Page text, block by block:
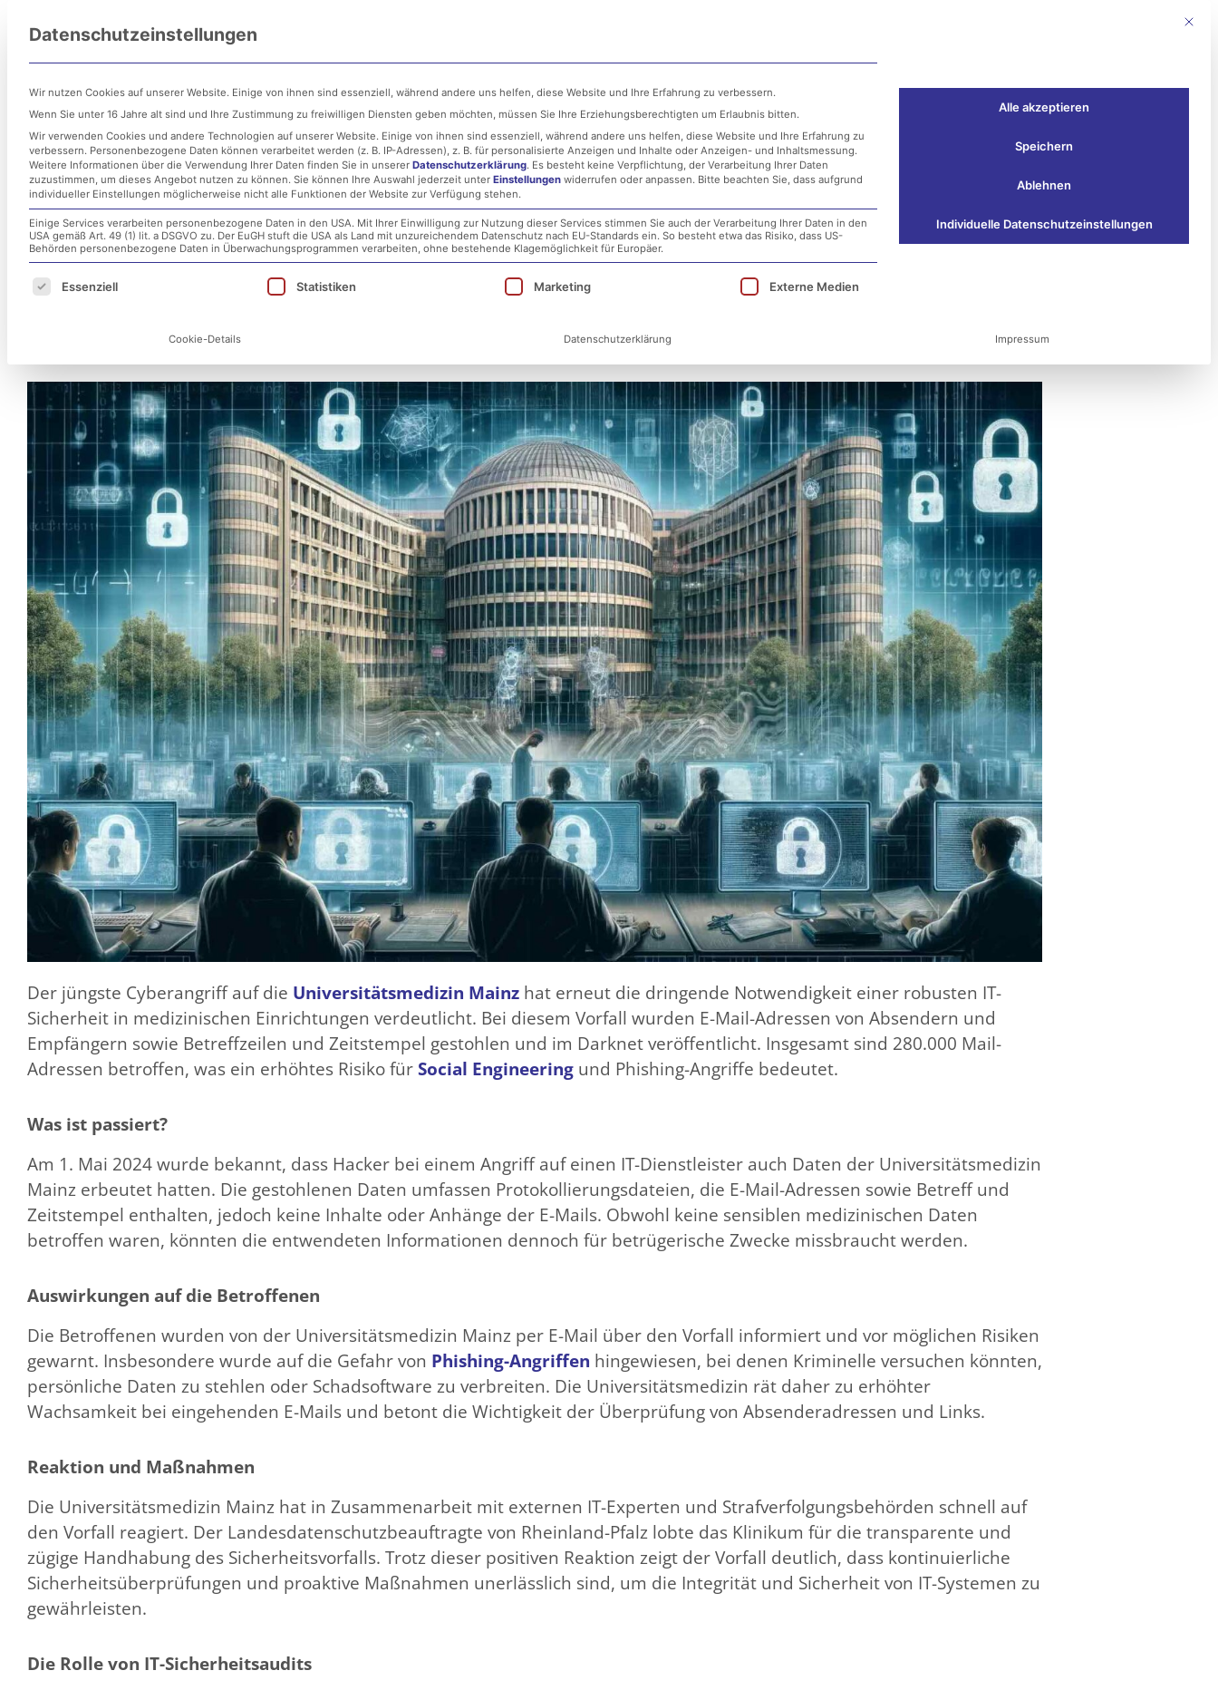
Inhalt
springen
Unternehmen MSP IT-Security Infrastructure Events
Cyberangriff auf Universitätsmedizin Mainz: Eine Analyse und die
Bedeutung von IT-Sicherheitsaudits
Der jüngste Cyberangriff auf die Universitätsmedizin Mainz hat erneut die dringende Notwendigkeit einer robusten IT-
Sicherheit in medizinischen Einrichtungen verdeutlicht. Bei diesem Vorfall wurden E-Mail-Adressen von Absendern und
Empfängern sowie Betreffzeilen und Zeitstempel gestohlen und im Darknet veröffentlicht. Insgesamt sind 280.000 Mail-
Adressen betroffen, was ein erhöhtes Risiko fürSocial Engineering und Phishing-Angriffe bedeutet.
Was ist passiert?
Am 1. Mai 2024 wurde bekannt, dass Hacker bei einem Angriff auf einen IT-Dienstleister auch Daten der Universitätsmedizin
Mainz erbeutet hatten. Die gestohlenen Daten umfassen Protokollierungsdateien, die E-Mail-Adressen sowie Betreff und
Zeitstempel enthalten, jedoch keine Inhalte oder Anhänge der E-Mails​​​​. Obwohl keine sensiblen medizinischen Daten
betroffen waren, könnten die entwendeten Informationen dennoch für betrügerische Zwecke missbraucht werden.
Auswirkungen auf die Betroffenen
Die Betroffenen wurden von der Universitätsmedizin Mainz per E-Mail über den Vorfall informiert und vor möglichen Risiken
gewarnt. Insbesondere wurde auf die Gefahr von Phishing-Angriffen hingewiesen, bei denen Kriminelle versuchen könnten,
persönliche Daten zu stehlen oder Schadsoftware zu verbreiten. Die Universitätsmedizin rät daher zu erhöhter
Wachsamkeit bei eingehenden E-Mails und betont die Wichtigkeit der Überprüfung von Absenderadressen und Links​​.
Reaktion und Maßnahmen
Die Universitätsmedizin Mainz hat in Zusammenarbeit mit externen IT-Experten und Strafverfolgungsbehörden schnell auf
den Vorfall reagiert. Der Landesdatenschutzbeauftragte von Rheinland-Pfalz lobte das Klinikum für die transparente und
zügige Handhabung des Sicherheitsvorfalls. Trotz dieser positiven Reaktion zeigt der Vorfall deutlich, dass kontinuierliche
Sicherheitsüberprüfungen und proaktive Maßnahmen unerlässlich sind, um die Integrität und Sicherheit von IT-Systemen zu
gewährleisten​​​​​​.
Die Rolle von IT-Sicherheitsaudits
Mit
Datenschutzeinstellungen
Wir nutzen Cookies auf unserer Website. Einige von ihnen sind essenziell, während andere uns helfen, diese Website und Ihre Erfahrung zu verbessern.
Wenn Sie unter 16 Jahre alt sind und Ihre Zustimmung zu freiwilligen Diensten geben möchten, müssen Sie Ihre Erziehungsberechtigten um Erlaubnis bitten.
Wir verwenden Cookies und andere Technologien auf unserer Website. Einige von ihnen sind essenziell, während andere uns helfen, diese Website und Ihre Erfahrung zu
verbessern. Personenbezogene Daten können verarbeitet werden (z. B. IP-Adressen), z. B. für personalisierte Anzeigen und Inhalte oder Anzeigen- und Inhaltsmessung.
Weitere Informationen über die Verwendung Ihrer Daten finden Sie in unserer Datenschutzerklärung. Es besteht keine Verpflichtung, der Verarbeitung Ihrer Daten
zuzustimmen, um dieses Angebot nutzen zu können. Sie können Ihre Auswahl jederzeit unter Einstellungen widerrufen oder anpassen. Bitte beachten Sie, dass aufgrund
individueller Einstellungen möglicherweise nicht alle Funktionen der Website zur Verfügung stehen.
Einige Services verarbeiten personenbezogene Daten in den USA. Mit Ihrer Einwilligung zur Nutzung dieser Services stimmen Sie auch der Verarbeitung Ihrer Daten in den
USA gemäß Art. 49 (1) lit. a DSGVO zu. Der EuGH stuft die USA als Land mit unzureichendem Datenschutz nach EU-Standards ein. So besteht etwa das Risiko, dass US-
Behörden personenbezogene Daten in Überwachungsprogrammen verarbeiten, ohne bestehende Klagemöglichkeit für Europäer.
Es folgt eine Liste der Service-Gruppen, für die eine Einwilligung erteilt werden kann. Die erste Service-Gruppe ist essenziell und kann nicht
Essenziell Statistiken Marketing Externe Medien
Alle akzeptieren
Speichern
Ablehnen
Individuelle Datenschutzeinstellungen
Cookie-Details Datenschutzerklärung Impressum